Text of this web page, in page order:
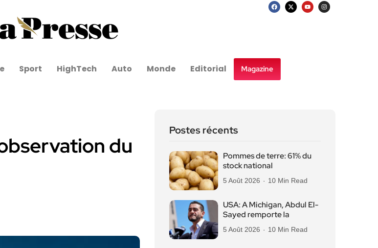
Sport HighTech Auto Monde Editorial Magazine
du
Postes récents
Pommes de terre: 61% du
stock national
5 Août 2026 10 Min Read
USA: A Michigan, Abdul El-
Sayed remporte la
5 Août 2026 10 Min Read